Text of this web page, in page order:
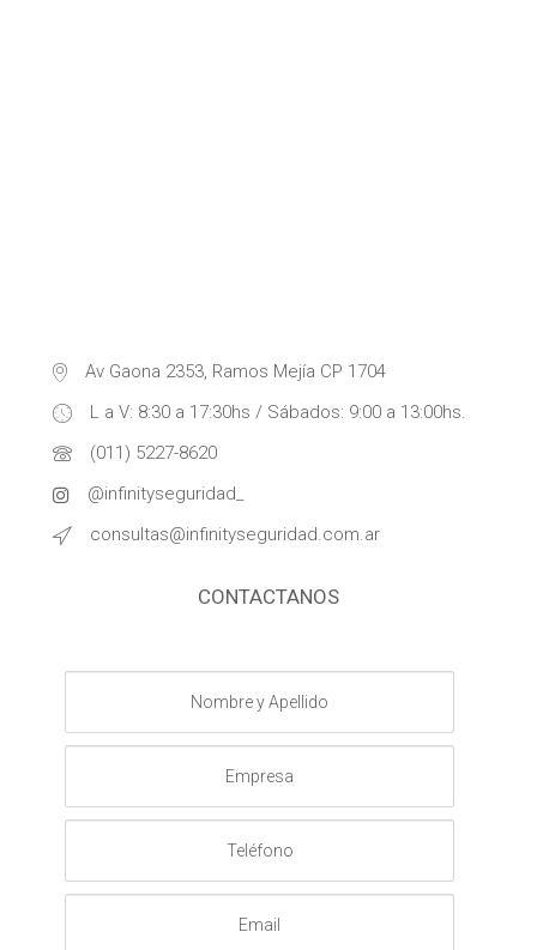
CONTACTANOS
Apellido
Av Gaona 2353, Ramos Mejía CP 1704
L a V: 8:30 a 17:30hs / Sábados: 9:00 a 13:00hs.
(011) 5227-8620
@infinityseguridad_
consultas@infinityseguridad.com.ar